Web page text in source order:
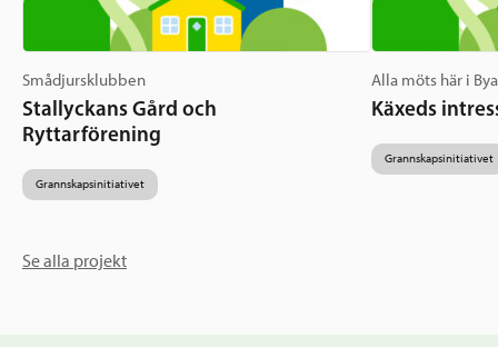
Smådjursklubben
Stallyckans Gård och
Ryttarförening
Grannskapsinitiativet
Alla möts här i
Käxeds
Grannskapsinitiativet
Se alla projekt